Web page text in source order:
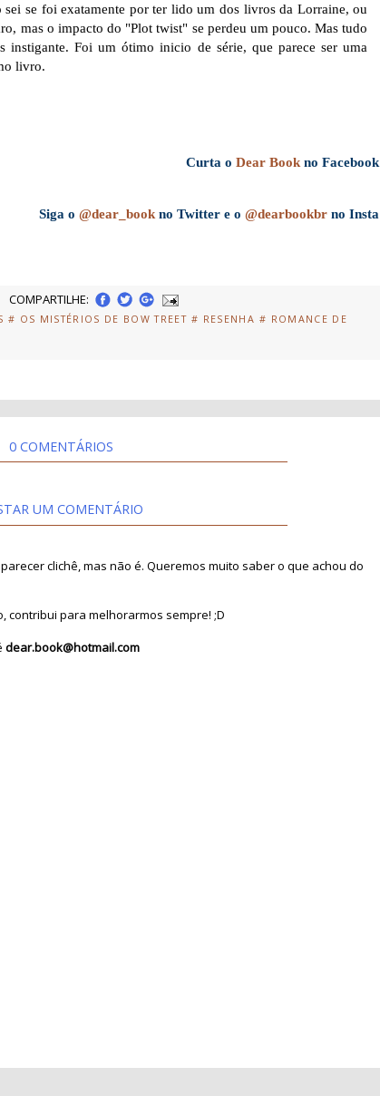
se foi exatamente por ter lido um dos livros da Lorraine, ou
mas o impacto do "Plot twist" se perdeu um pouco. Mas tudo
instigante. Foi um ótimo inicio de série, que parece ser uma
livro.
Curta oDear Book no Facebook
Siga o@dear_book no Twitter e o@dearbookbr no Insta
COMPARTILHE:
# OS MISTÉRIOS DE BOW TREET # RESENHA # ROMANCE DE
0 COMENTÁRIOS
UM COMENTÁRIO
clichê, mas não é. Queremos muito saber o que achou do
contribui para melhorarmos sempre! ;D
dear.book@hotmail.com